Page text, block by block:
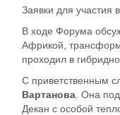
Заявки для участия
В ходе Форума
Африкой,
проходил в
С приветственным
Вартанова . Она
Декан с особой